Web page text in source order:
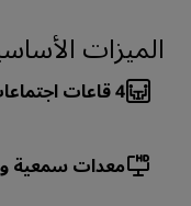
الميزات
4قاعات
معدات سمعية